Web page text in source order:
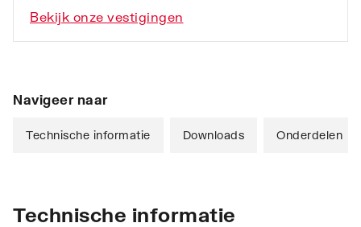
Bekijk onze vestigingen
Navigeer naar
Technische informatie Downloads Onderdelen
Technische informatie